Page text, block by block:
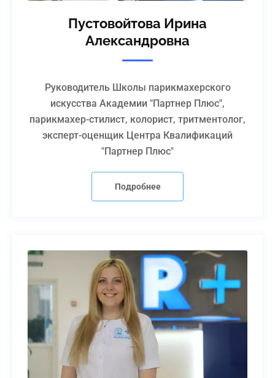
Пустовойтова Ирина
Александровна
Руководитель Школы парикмахерского
искусства Академии "Партнер Плюс",
парикмахер-стилист, колорист, тритментолог,
эксперт-оценщик Центра Квалификаций
"Партнер Плюс"
Подробнее